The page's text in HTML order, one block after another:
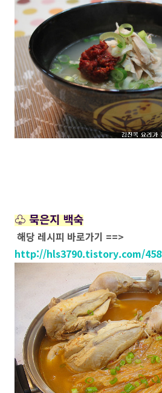
♧ 묵은지 백숙
해당 레시피 바로가기 ==>
http://hls3790.tistory.com/458